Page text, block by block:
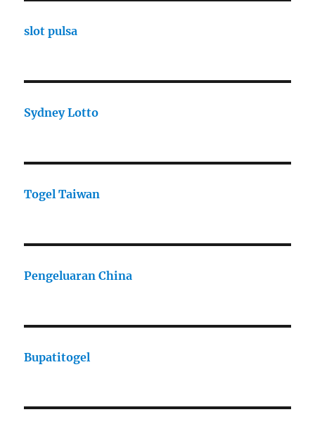
slot pulsa
Sydney Lotto
Togel Taiwan
Pengeluaran China
Bupatitogel